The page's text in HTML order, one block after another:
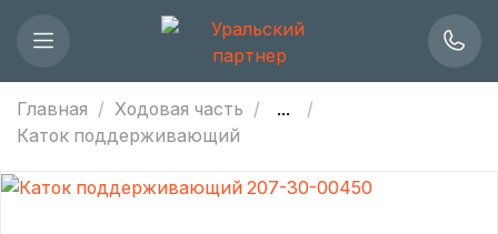
Главная Ходовая часть
...
Каток поддерживающий